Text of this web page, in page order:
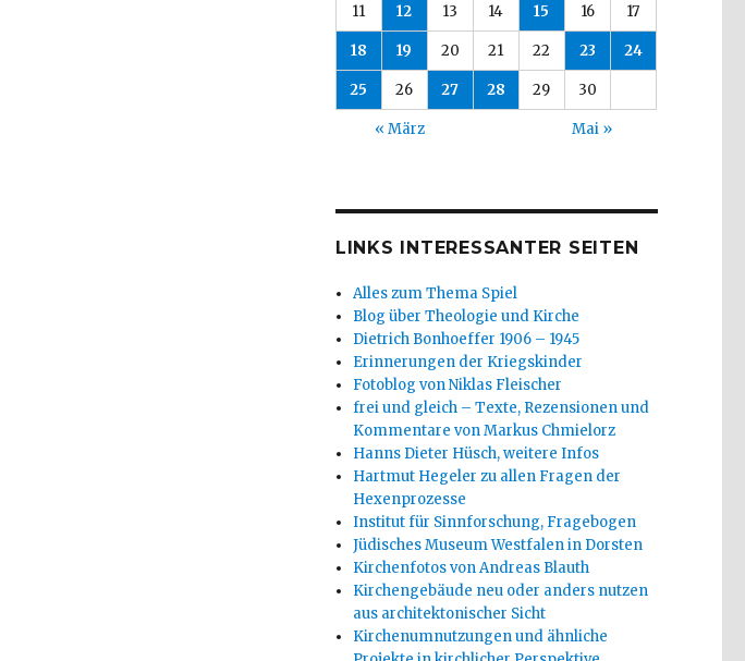
11 12 13 14 15 16 17
18 19 20 21 22 23 24
25 26 27 28 29 30
« März Mai »
LINKS INTERESSANTER SEITEN
Alles zum Thema Spiel
Blog über Theologie und Kirche
Dietrich Bonhoeffer 1906 – 1945
Erinnerungen der Kriegskinder
Fotoblog von Niklas Fleischer
frei und gleich – Texte, Rezensionen und
Kommentare von Markus Chmielorz
Hanns Dieter Hüsch, weitere Infos
Hartmut Hegeler zu allen Fragen der
Hexenprozesse
Institut für Sinnforschung, Fragebogen
Jüdisches Museum Westfalen in Dorsten
Kirchenfotos von Andreas Blauth
Kirchengebäude neu oder anders nutzen
aus architektonischer Sicht
Kirchenumnutzungen und ähnliche